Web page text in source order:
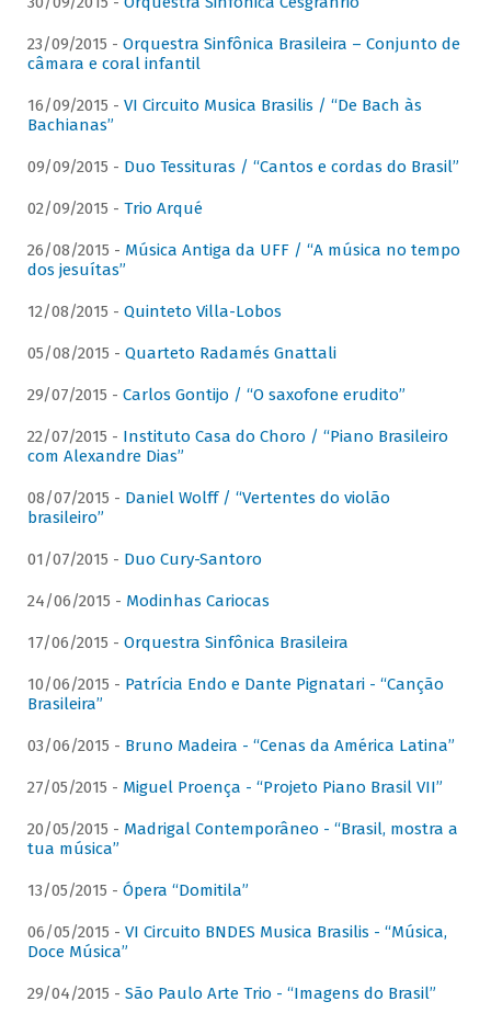
23/09/2015 - Orquestra Sinfônica Brasileira – Conjunto de
câmara e coral infantil
16/09/2015 - VI Circuito Musica Brasilis / “De Bach às
Bachianas”
09/09/2015 - Duo Tessituras / “Cantos e cordas do Brasil”
02/09/2015 - Trio Arqué
26/08/2015 - Música Antiga da UFF / “A música no tempo
dos jesuítas”
12/08/2015 - Quinteto Villa-Lobos
05/08/2015 - Quarteto Radamés Gnattali
29/07/2015 - Carlos Gontijo / “O saxofone erudito”
22/07/2015 - Instituto Casa do Choro / “Piano Brasileiro
com Alexandre Dias”
08/07/2015 - Daniel Wolff / “Vertentes do violão
brasileiro”
01/07/2015 - Duo Cury-Santoro
24/06/2015 - Modinhas Cariocas
17/06/2015 - Orquestra Sinfônica Brasileira
10/06/2015 - Patrícia Endo e Dante Pignatari - “Canção
Brasileira”
03/06/2015 - Bruno Madeira - “Cenas da América Latina”
27/05/2015 - Miguel Proença - “Projeto Piano Brasil VII”
20/05/2015 - Madrigal Contemporâneo - “Brasil, mostra a
tua música”
13/05/2015 - Ópera “Domitila”
06/05/2015 - VI Circuito BNDES Musica Brasilis - “Música,
Doce Música”
29/04/2015 - São Paulo Arte Trio - “Imagens do Brasil”